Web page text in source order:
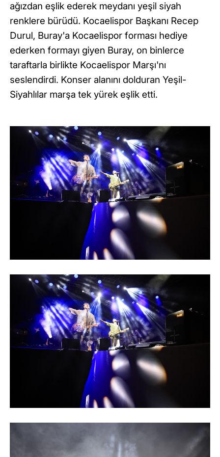
ağızdan eşlik ederek meydanı yeşil siyah
renklere bürüdü. Kocaelispor Başkanı Recep
Durul, Buray'a Kocaelispor forması hediye
ederken formayı giyen Buray, on binlerce
taraftarla birlikte Kocaelispor Marşı'nı
seslendirdi. Konser alanını dolduran Yeşil-
Siyahlılar marşa tek yürek eşlik etti.